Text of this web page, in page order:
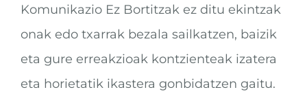
Komunikazio Ez Bortitzak ez ditu ekintzak
onak edo txarrak bezala sailkatzen, baizik
eta gure erreakzioak kontzienteak izatera
eta horietatik ikastera gonbidatzen gaitu.